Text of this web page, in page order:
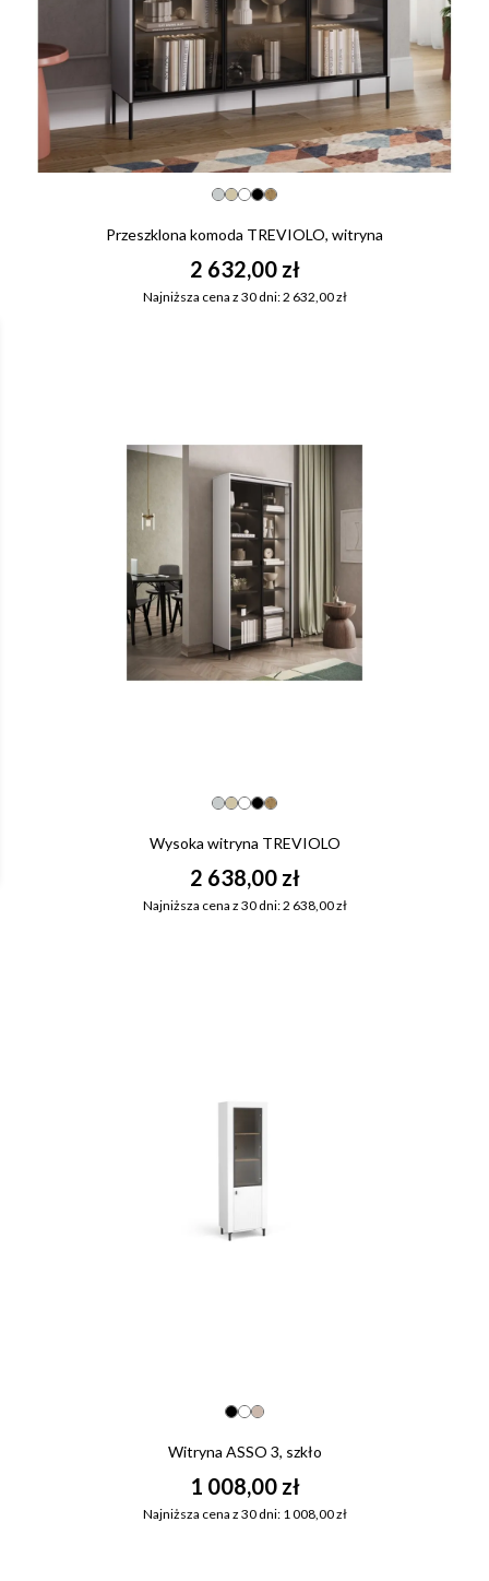
Przeszklona komoda TREVIOLO, witryna
2 632,00 zł
Najniższa cena z 30 dni: 2 632,00 zł
Wysoka witryna TREVIOLO
2 638,00 zł
Najniższa cena z 30 dni: 2 638,00 zł
Witryna ASSO 3, szkło
1 008,00 zł
Najniższa cena z 30 dni: 1 008,00 zł